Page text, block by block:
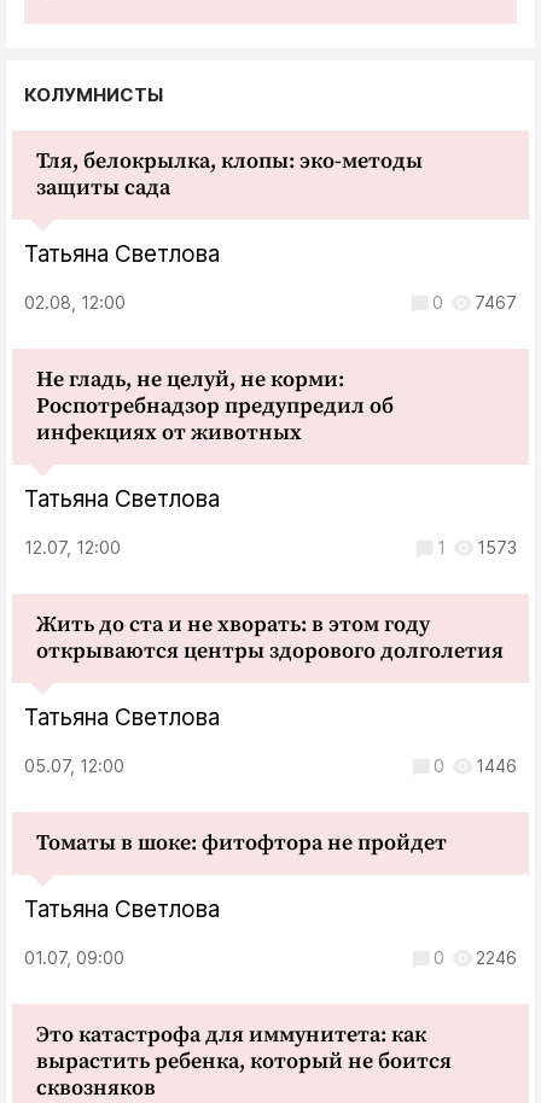
КОЛУМНИСТЫ
Тля, белокрылка, клопы: эко-методы
защиты сада
Татьяна Светлова
02.08, 12:00 0 7467
Не гладь, не целуй, не корми:
Роспотребнадзор предупредил об
инфекциях от животных
Татьяна Светлова
12.07, 12:00 1 1573
Жить до ста и не хворать: в этом году
открываются центры здорового долголетия
Татьяна Светлова
05.07, 12:00 0 1446
Томаты в шоке: фитофтора не пройдет
Татьяна Светлова
01.07, 09:00 0 2246
Это катастрофа для иммунитета: как
вырастить ребенка, который не боится
сквозняков